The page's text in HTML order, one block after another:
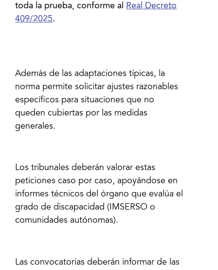
toda la prueba, conforme al
Real Decreto
409/2025.
Además de las adaptaciones típicas, la
norma permite solicitar ajustes razonables
específicos para situaciones que no
queden cubiertas por las medidas
generales.
Los tribunales deberán valorar estas
peticiones caso por caso, apoyándose en
informes técnicos del órgano que evalúa el
grado de discapacidad (IMSERSO o
comunidades autónomas).
Las convocatorias deberán informar de las